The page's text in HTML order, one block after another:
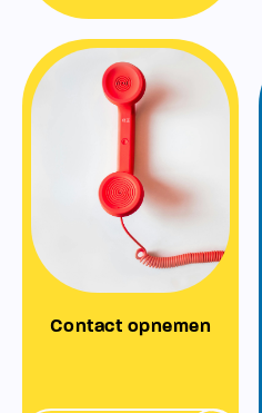
Contact opnemen